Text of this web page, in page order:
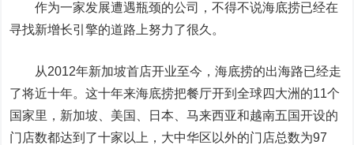
作为一家发展遭遇瓶颈的公司，不得不说海底捞已经在
寻找新增长引擎的道路上努力了很久。
从2012年新加坡首店开业至今，海底捞的出海路已经走
了将近十年。这十年来海底捞把餐厅开到全球四大洲的11个
国家里，新加坡、美国、日本、马来西亚和越南五国开设的
门店数都达到了十家以上，大中华区以外的门店总数为97